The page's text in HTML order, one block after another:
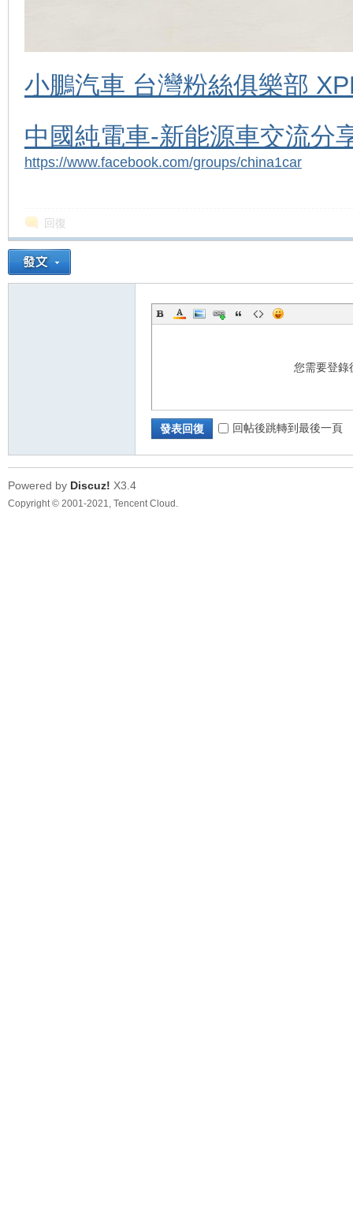
小鵬汽車 台灣粉絲俱樂部
中國純電車-新能源車交流分
https://www.facebook.com/groups/china1car
回復
您需要登
發表回復 回帖後跳轉到最後一頁
Powered by Discuz! X3.4
Copyright © 2001-2021, Tencent Cloud.